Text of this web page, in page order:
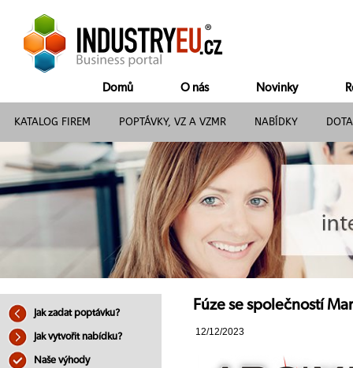
Domů O nás Novinky
KATALOG FIREM POPTÁVKY, VZ A VZMR NABÍDKY
Jak zadat poptávku?
Jak vytvořit nabídku?
Naše výhody
Fúze se společností
12/12/2023